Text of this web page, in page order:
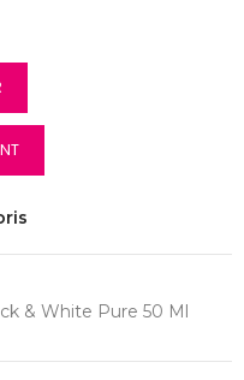
& White Pure 50 Ml